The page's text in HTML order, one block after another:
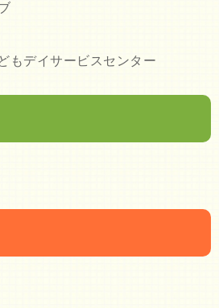
もデイサービスセンター